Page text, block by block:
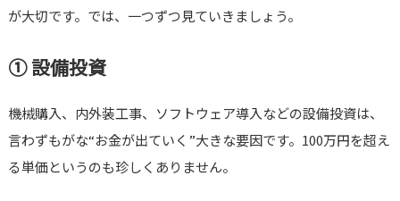
が大切です。では、一つずつ見ていきましょう。
① 設備投資
機械購入、内外装工事、ソフトウェア導入などの設備投資は、
言わずもがな“お金が出ていく”大きな要因です。100万円を超え
る単価というのも珍しくありません。